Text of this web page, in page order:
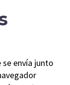
se envía junto